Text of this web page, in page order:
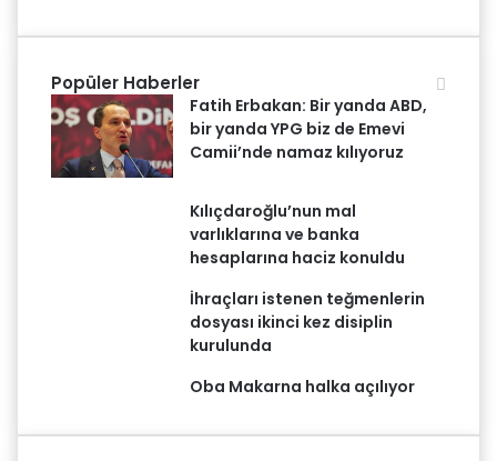
Popüler Haberler
Fatih Erbakan: Bir yanda ABD,
bir yanda YPG biz de Emevi
Camii’nde namaz kılıyoruz
Kılıçdaroğlu’nun mal
varlıklarına ve banka
hesaplarına haciz konuldu
İhraçları istenen teğmenlerin
dosyası ikinci kez disiplin
kurulunda
Oba Makarna halka açılıyor